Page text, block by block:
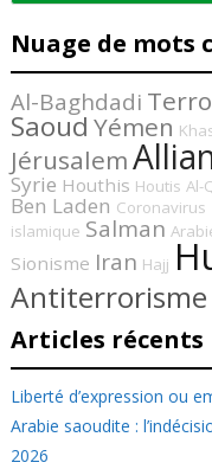
Nuage de mots
Al-Baghdadi
Saoud Yémen
Jérusalem
Syrie Houthis Houtis Al-
Ben Laden Coronavirus
islamique Salman
Sionisme Iran Hajj
Antiterrorisme
Articles récents
Liberté d’expression ou
Arabie saoudite :
2026